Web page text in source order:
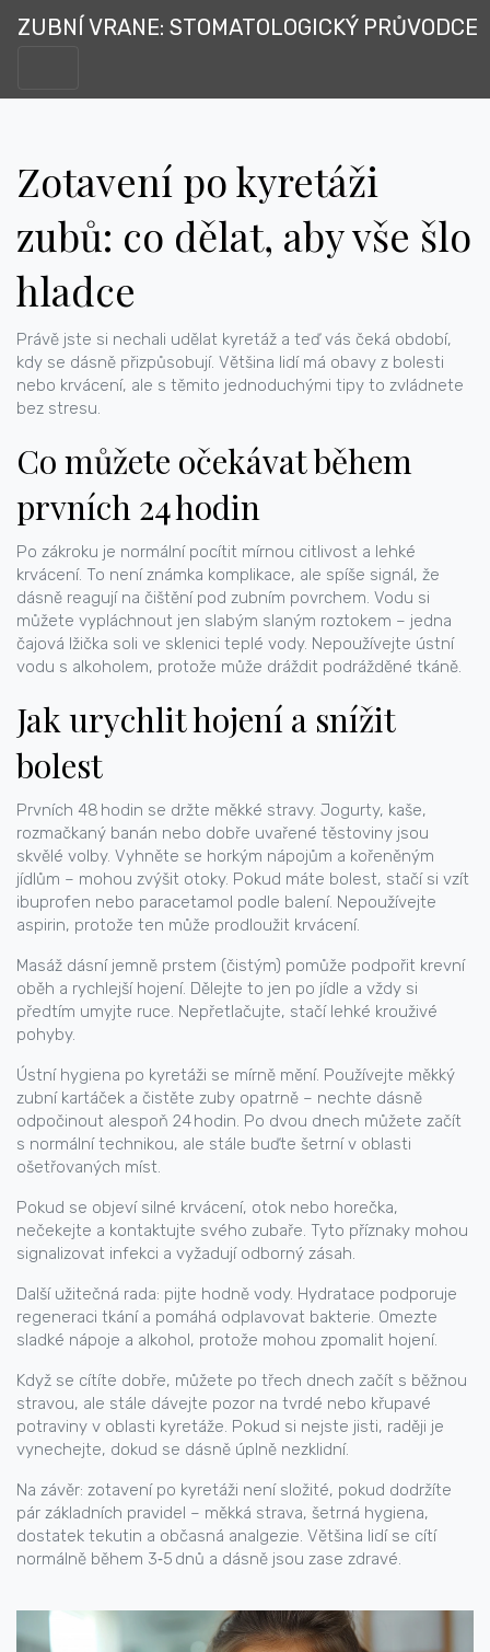
ZUBNÍ VRANE: STOMATOLOGICKÝ PRŮVODCE
Zotavení po kyretáži
zubů: co dělat, aby vše šlo
hladce
Právě jste si nechali udělat kyretáž a teď vás čeká období,
kdy se dásně přizpůsobují. Většina lidí má obavy z bolesti
nebo krvácení, ale s těmito jednoduchými tipy to zvládnete
bez stresu.
Co můžete očekávat během
prvních 24 hodin
Po zákroku je normální pocítit mírnou citlivost a lehké
krvácení. To není známka komplikace, ale spíše signál, že
dásně reagují na čištění pod zubním povrchem. Vodu si
můžete vypláchnout jen slabým slaným roztokem – jedna
čajová lžička soli ve sklenici teplé vody. Nepoužívejte ústní
vodu s alkoholem, protože může dráždit podrážděné tkáně.
Jak urychlit hojení a snížit
bolest
Prvních 48 hodin se držte měkké stravy. Jogurty, kaše,
rozmačkaný banán nebo dobře uvařené těstoviny jsou
skvělé volby. Vyhněte se horkým nápojům a kořeněným
jídlům – mohou zvýšit otoky. Pokud máte bolest, stačí si vzít
ibuprofen nebo paracetamol podle balení. Nepoužívejte
aspirin, protože ten může prodloužit krvácení.
Masáž dásní jemně prstem (čistým) pomůže podpořit krevní
oběh a rychlejší hojení. Dělejte to jen po jídle a vždy si
předtím umyjte ruce. Nepřetlačujte, stačí lehké krouživé
pohyby.
Ústní hygiena po kyretáži se mírně mění. Používejte měkký
zubní kartáček a čistěte zuby opatrně – nechte dásně
odpočinout alespoň 24 hodin. Po dvou dnech můžete začít
s normální technikou, ale stále buďte šetrní v oblasti
ošetřovaných míst.
Pokud se objeví silné krvácení, otok nebo horečka,
nečekejte a kontaktujte svého zubaře. Tyto příznaky mohou
signalizovat infekci a vyžadují odborný zásah.
Další užitečná rada: pijte hodně vody. Hydratace podporuje
regeneraci tkání a pomáhá odplavovat bakterie. Omezte
sladké nápoje a alkohol, protože mohou zpomalit hojení.
Když se cítíte dobře, můžete po třech dnech začít s běžnou
stravou, ale stále dávejte pozor na tvrdé nebo křupavé
potraviny v oblasti kyretáže. Pokud si nejste jisti, raději je
vynechejte, dokud se dásně úplně nezklidní.
Na závěr: zotavení po kyretáži není složité, pokud dodržíte
pár základních pravidel – měkká strava, šetrná hygiena,
dostatek tekutin a občasná analgezie. Většina lidí se cítí
normálně během 3‑5 dnů a dásně jsou zase zdravé.